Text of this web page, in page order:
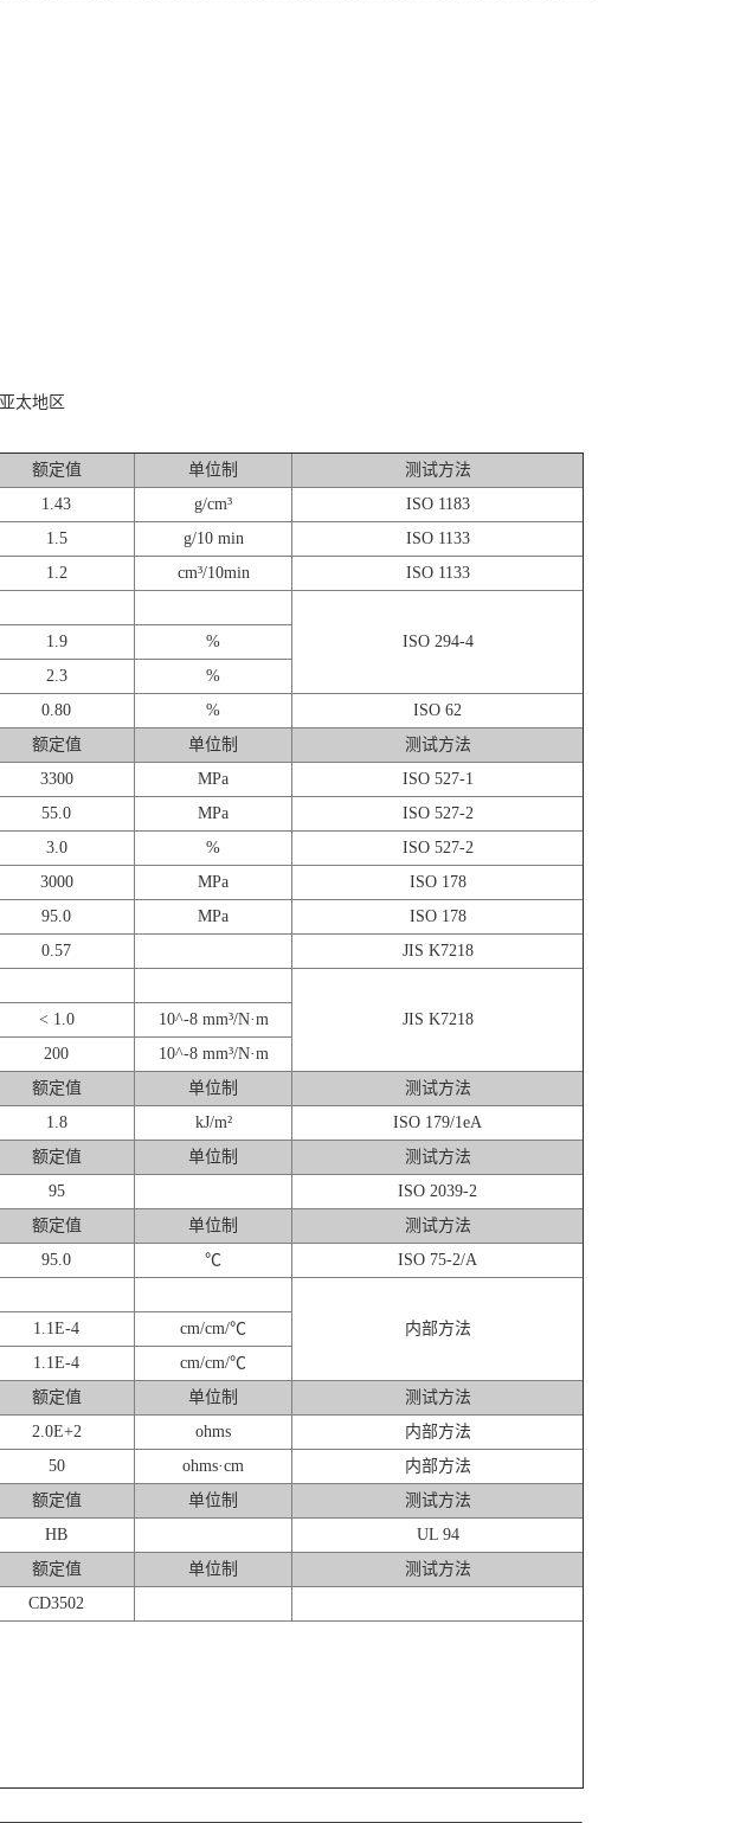
太地区
额定值 单位制
测试方法
1.43 g/cm³
ISO 1183
1.5 g/10 min
ISO 1133
1.2 cm³/10min
ISO 1133
ISO 294-4
1.9
%
2.3
%
0.80 %
ISO 62
额定值 单位制
测试方法
3300 MPa
ISO 527-1
55.0 MPa
ISO 527-2
3.0 %
ISO 527-2
3000 MPa
ISO 178
95.0 MPa
ISO 178
0.57
JIS K7218
JIS K7218
< 1.0
10^-8 mm³/N·m
200
10^-8 mm³/N·m
额定值 单位制
测试方法
1.8 kJ/m²
ISO 179/1eA
额定值 单位制
测试方法
95
ISO 2039-2
额定值 单位制
测试方法
95.0 ℃
ISO 75-2/A
内部方法
1.1E-4
cm/cm/℃
1.1E-4
cm/cm/℃
额定值 单位制
测试方法
2.0E+2 ohms
内部方法
50 ohms·cm
内部方法
额定值 单位制
测试方法
HB
UL 94
额定值 单位制
测试方法
CD3502